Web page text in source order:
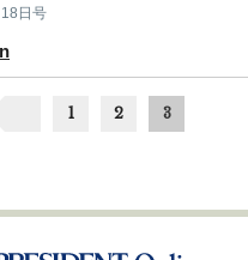
日号
1 2 3